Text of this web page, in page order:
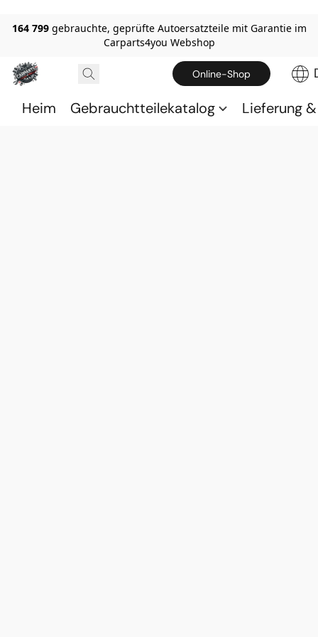
164 799 gebrauchte, geprüfte Autoersatzteile mit Garantie im
Carparts4you Webshop
Online-Shop
Heim Gebrauchtteilekatalog Lieferung